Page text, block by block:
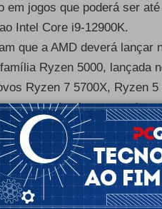
em jogos que poderá ser
Intel Core i9-12900K.
que a AMD deverá lançar
Ryzen 5000, lançada
Ryzen 7 5700X, Ryzen
que a Intel tem estado
Lake.
- Publicidade -